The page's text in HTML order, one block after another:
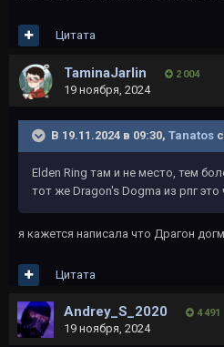
Цитата
TaminaJarlin 2 004
19 ноября, 2024
В 19.11.2024 в 09:30, Tanatos
Elden Ring там и не место, тем
тот же Dragon's Dogma из рпг
я кажется написала что Драгон
Цитата
Andrey_S_2020 4 491
19 ноября, 2024